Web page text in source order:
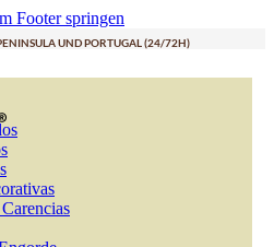
Footer springen
UND PORTUGAL (24/72H)